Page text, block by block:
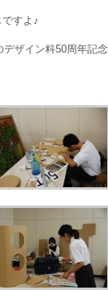
すよ♪
ザイン科50周年記